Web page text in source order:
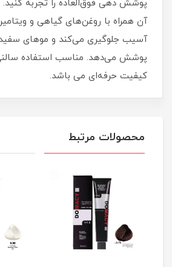
پوشش‌ دهی فوق‌العاده را تجربه
آن همراه با روغن‌های گیاهی و
آسیب جلوگیری می‌کند و موهای سفید
پوشش می‌دهد. مناسب استفاده
کیفیت حرفه‌ای می باشد.
محصولات مرتبط